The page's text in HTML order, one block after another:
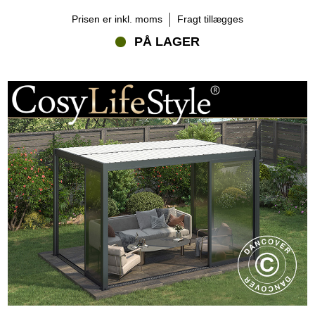
Prisen er inkl. moms Fragt tillægges
PÅ LAGER